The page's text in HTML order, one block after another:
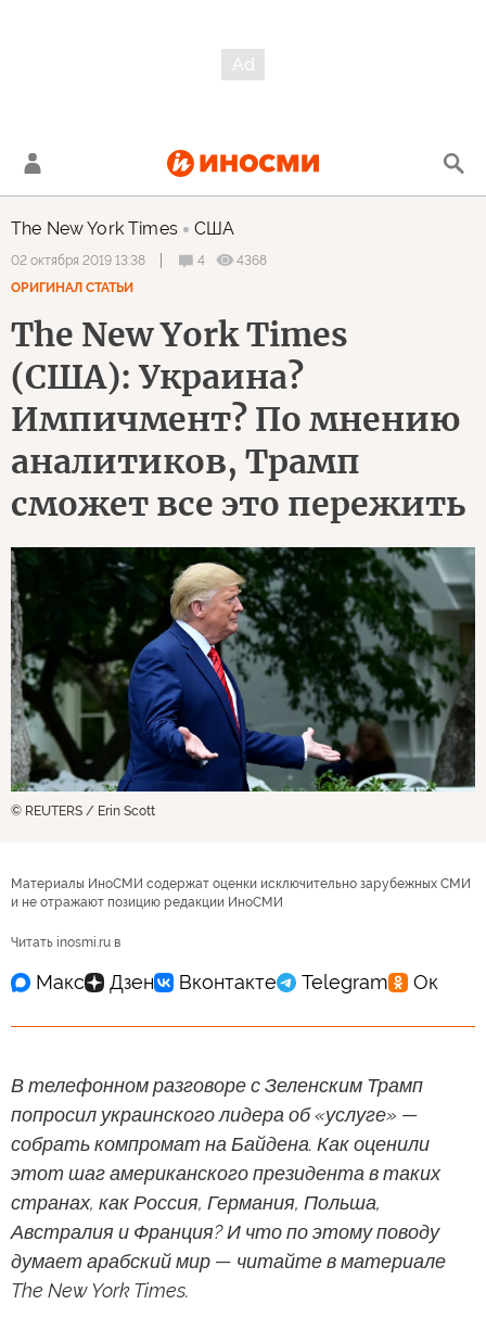
The New York Times США
02 октября 2019 13:38 4
4368
ОРИГИНАЛ СТАТЬИ
The New York Times
(США): Украина?
Импичмент? По мнению
аналитиков, Трамп
сможет все это пережить
© REUTERS / Erin Scott
Материалы ИноСМИ содержат оценки исключительно зарубежных СМИ
и не отражают позицию редакции ИноСМИ
Читать inosmi.ru в
В телефонном разговоре с Зеленским Трамп
попросил украинского лидера об «услуге» —
собрать компромат на Байдена. Как оценили
этот шаг американского президента в таких
странах, как Россия, Германия, Польша,
Австралия и Франция? И что по этому поводу
думает арабский мир — читайте в материале
The New York Times.